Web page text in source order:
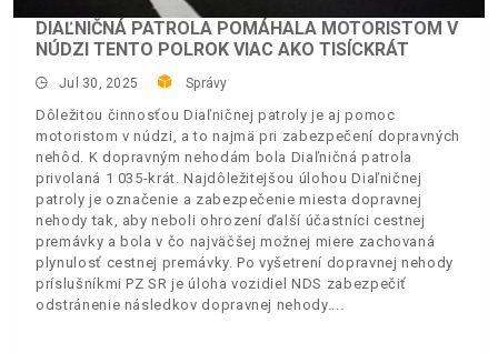
DIAĽNIČNÁ PATROLA POMÁHALA MOTORISTOM V
NÚDZI TENTO POLROK VIAC AKO TISÍCKRÁT
Jul 30, 2025 Správy
Dôležitou činnosťou Diaľničnej patroly je aj pomoc
motoristom v núdzi, a to najmä pri zabezpečení dopravných
nehôd. K dopravným nehodám bola Diaľničná patrola
privolaná 1 035-krát. Najdôležitejšou úlohou Diaľničnej
patroly je označenie a zabezpečenie miesta dopravnej
nehody tak, aby neboli ohrození ďalší účastníci cestnej
premávky a bola v čo najväčšej možnej miere zachovaná
plynulosť cestnej premávky. Po vyšetrení dopravnej nehody
príslušníkmi PZ SR je úloha vozidiel NDS zabezpečiť
odstránenie následkov dopravnej nehody.